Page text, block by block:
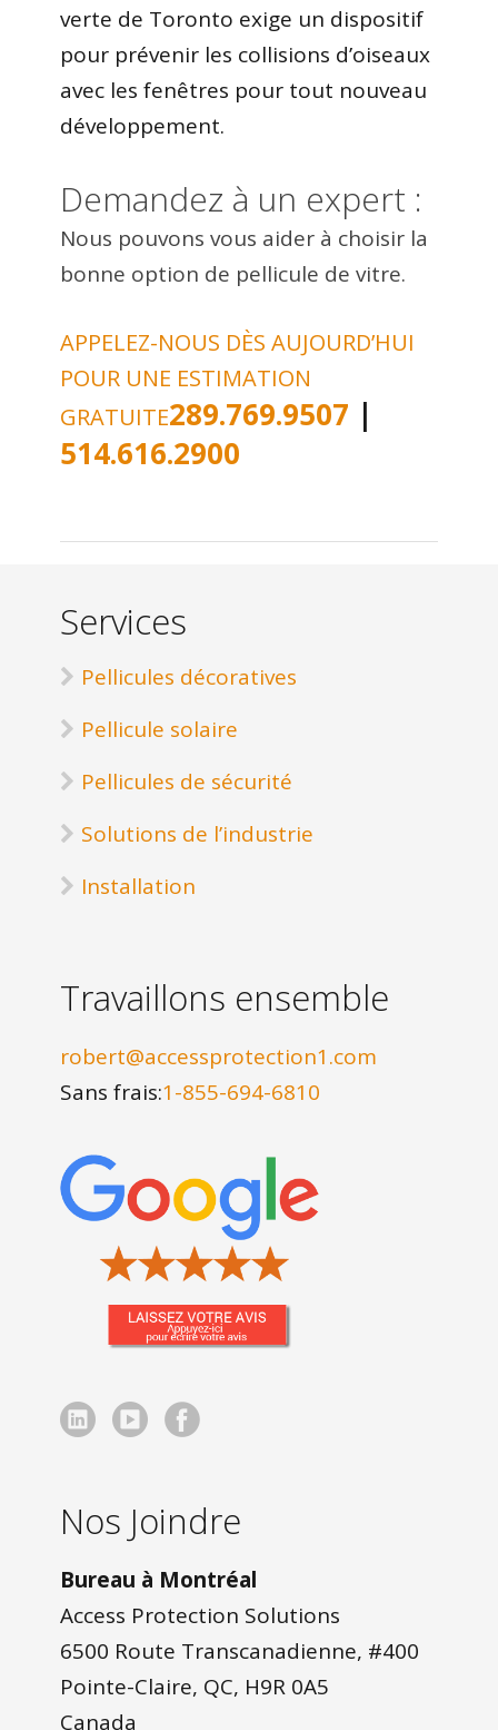
verte de Toronto exige un dispositif
pour prévenir les collisions d’oiseaux
avec les fenêtres pour tout nouveau
développement.
Demandez à un expert :
Nous pouvons vous aider à choisir la
bonne option de pellicule de vitre.
APPELEZ-NOUS DÈS AUJOURD’HUI
POUR UNE ESTIMATION
GRATUITE289.769.9507 |
514.616.2900
Services
Pellicules décoratives
Pellicule solaire
Pellicules de sécurité
Solutions de l’industrie
Installation
Travaillons ensemble
robert@accessprotection1.com
Sans frais:1-855-694-6810
Nos Joindre
Bureau à Montréal
Access Protection Solutions
6500 Route Transcanadienne, #400
Pointe-Claire, QC, H9R 0A5
Canada